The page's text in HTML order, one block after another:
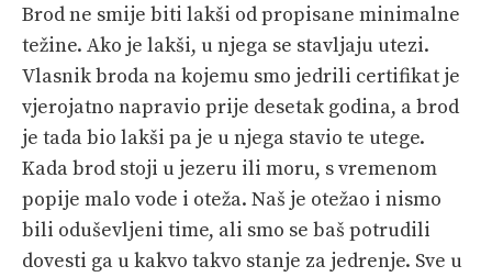
Brod ne smije biti lakši od propisane minimalne
težine. Ako je lakši, u njega se stavljaju utezi.
Vlasnik broda na kojemu smo jedrili certifikat je
vjerojatno napravio prije desetak godina, a brod
je tada bio lakši pa je u njega stavio te utege.
Kada brod stoji u jezeru ili moru, s vremenom
popije malo vode i oteža. Naš je otežao i nismo
bili oduševljeni time, ali smo se baš potrudili
dovesti ga u kakvo takvo stanje za jedrenje. Sve u